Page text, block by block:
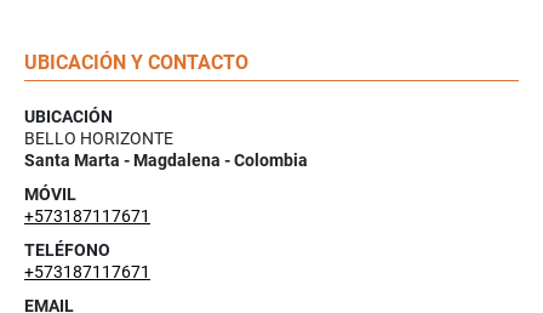
UBICACIÓN Y CONTACTO
UBICACIÓN
BELLO HORIZONTE
Santa Marta - Magdalena - Colombia
MÓVIL
+573187117671
TELÉFONO
+573187117671
EMAIL